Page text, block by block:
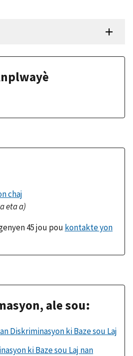
chaj
eta a)
45 jou pou kontakte yon
ale sou:
Diskriminasyon ki Baze sou Laj
ki Baze sou Laj nan